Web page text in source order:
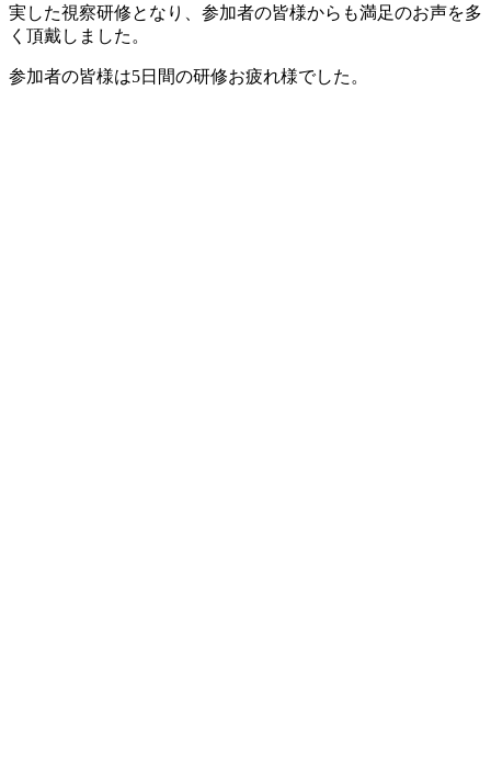
実した視察研修となり、参加者の皆様からも満足のお声を多
く頂戴しました。
参加者の皆様は5日間の研修お疲れ様でした。